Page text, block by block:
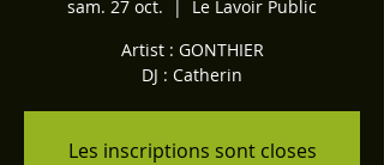
sam. 27 oct.
  |
Le Lavoir Public
Artist : GONTHIER
DJ : Catherin
Les inscriptions sont closes